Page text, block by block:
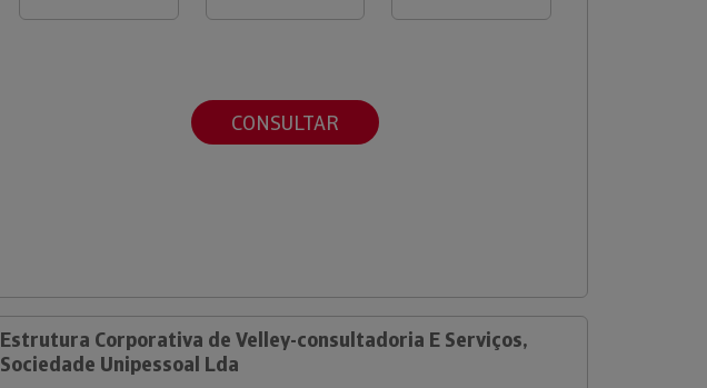
CONSULTAR
Estrutura Corporativa de Velley-consultadoria E Serviços,
Sociedade Unipessoal Lda